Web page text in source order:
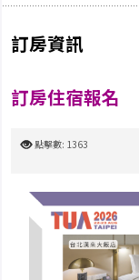
訂房資訊
訂房住宿報名
點擊數: 1363